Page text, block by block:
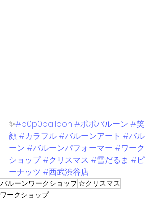
✨#p0p0balloon #ポポバルーン #笑
顔#カラフル#バルーンアート #バル
ーン #バルーンパフォーマー #ワーク
ショップ#クリスマス #雪だるま #ピ
ーナッツ #西武渋谷店
バルーンワークショップ☆クリスマス
ワークショップ